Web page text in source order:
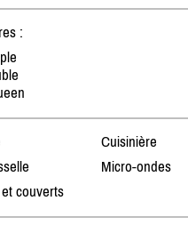
:
Cuisinière
Micro-ondes
couverts